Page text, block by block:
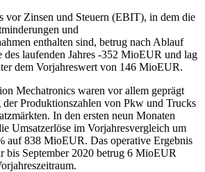
vor Zinsen und Steuern (EBIT), in dem die
und
enthalten sind, betrug nach Ablauf
des laufenden Jahres -352 MioEUR und lag
dem Vorjahreswert von 146 MioEUR.
Mechatronics waren vor allem geprägt
Produktionszahlen von Pkw und Trucks
In den ersten neun Monaten
Umsatzerlöse im Vorjahresvergleich um
auf 838 MioEUR. Das operative Ergebnis
bis September 2020 betrug 6 MioEUR